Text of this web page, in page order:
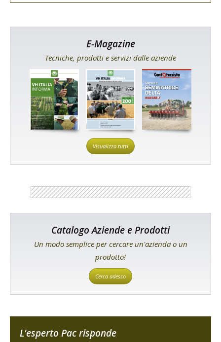
E-Magazine
Tecniche, prodotti e servizi dalle aziende
Visualizza tutti
Catalogo Aziende e Prodotti
Un modo semplice per cercare un'azienda o un
prodotto!
Cerca adesso
L'esperto Pac risponde